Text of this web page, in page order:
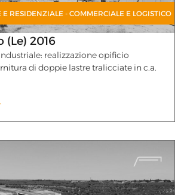
E RESIDENZIALE - COMMERCIALE E LOGISTICO
(Le) 2016
realizzazione opificio
di doppie lastre tralicciate in c.a.